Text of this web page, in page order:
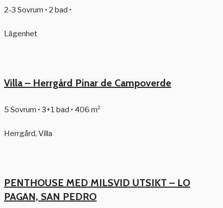
2-3 Sovrum • 2 bad •
Lägenhet
Villa – Herrgård Pinar de Campoverde
5 Sovrum • 3+1 bad • 406 m²
Herrgård, Villa
PENTHOUSE MED MILSVID UTSIKT – LO
PAGAN, SAN PEDRO